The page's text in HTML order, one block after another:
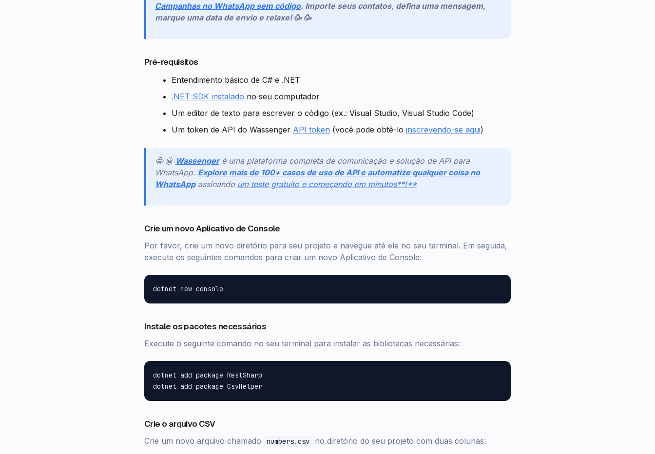
Campanhas no WhatsApp sem código. Importe seus contatos, defina uma mensagem,
marque uma data de envio e relaxe! 🥳 🥳
Pré-requisitos
Entendimento básico de C# e .NET
.NET SDK instalado no seu computador
Um editor de texto para escrever o código (ex.: Visual Studio, Visual Studio Code)
Um token de API do Wassenger API token (você pode obtê-lo inscrevendo-se aqui)
🤩 🤖 Wassengeré uma plataforma completa de comunicação e solução de API para
WhatsApp. Explore mais de 100+ casos de uso de API e automatize qualquer coisa no
WhatsAppassinando um teste gratuito e começando em minutos**!**
Crie um novo Aplicativo de Console
Por favor, crie um novo diretório para seu projeto e navegue até ele no seu terminal. Em seguida,
execute os seguintes comandos para criar um novo Aplicativo de Console:
Instale os pacotes necessários
Execute o seguinte comando no seu terminal para instalar as bibliotecas necessárias:
dotnet add package RestSharp
Crie o arquivo CSV
Crie um novo arquivo chamado numbers.csv no diretório do seu projeto com duas colunas: